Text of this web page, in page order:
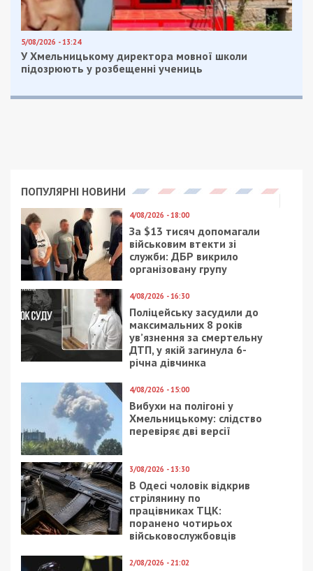
5/08/2026 - 13:24
У Хмельницькому директора мовної школи
підозрюють у розбещенні учениць
ПОПУЛЯРНІ НОВИНИ
4/08/2026 - 18:00
За $13 тисяч допомагали
військовим втекти зі
служби: ДБР викрило
організовану групу
4/08/2026 - 16:30
Поліцейську засудили до
максимальних 8 років
ув’язнення за смертельну
ДТП, у якій загинула 6-
річна дівчинка
4/08/2026 - 15:00
Вибухи на полігоні у
Хмельницькому: слідство
перевіряє дві версії
3/08/2026 - 13:30
В Одесі чоловік відкрив
стрілянину по
працівниках ТЦК:
поранено чотирьох
військовослужбовців
2/08/2026 - 21:02